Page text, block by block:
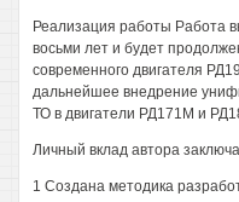
Реализация работы Работа
восьми лет и будет
современного двигателя
дальнейшее внедрение
ТО в двигатели РД171М и
Личный вклад автора
1 Создана методика